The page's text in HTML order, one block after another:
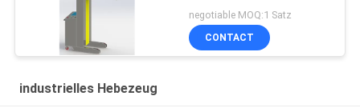
negotiable MOQ:1 Satz
CONTACT
industrielles Hebezeug